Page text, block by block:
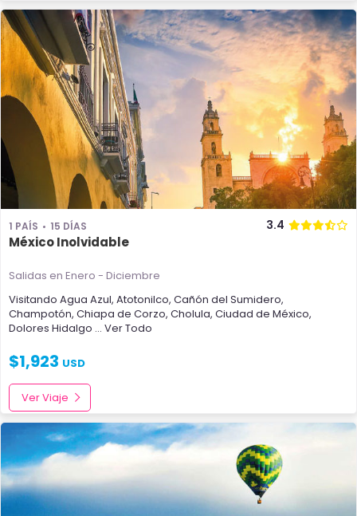
1 PAÍS 15 DÍAS 3.4
México Inolvidable
Salidas en Enero - Diciembre
Visitando Agua Azul, Atotonilco, Cañón del Sumidero,
Champotón, Chiapa de Corzo, Cholula, Ciudad de México,
Dolores Hidalgo ... Ver Todo
$1,923 USD
Ver Viaje